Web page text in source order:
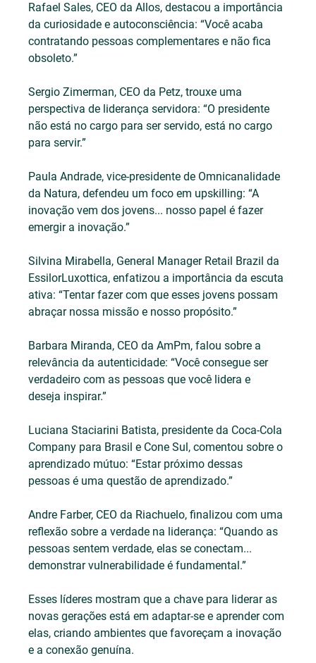
Rafael Sales, CEO da Allos, destacou a importância
da curiosidade e autoconsciência: “Você acaba
contratando pessoas complementares e não fica
obsoleto.”
Sergio Zimerman, CEO da Petz, trouxe uma
perspectiva de liderança servidora: “O presidente
não está no cargo para ser servido, está no cargo
para servir.”
Paula Andrade, vice-presidente de Omnicanalidade
da Natura, defendeu um foco em upskilling: “A
inovação vem dos jovens... nosso papel é fazer
emergir a inovação.”
Silvina Mirabella, General Manager Retail Brazil da
EssilorLuxottica, enfatizou a importância da escuta
ativa: “Tentar fazer com que esses jovens possam
abraçar nossa missão e nosso propósito.”
Barbara Miranda, CEO da AmPm, falou sobre a
relevância da autenticidade: “Você consegue ser
verdadeiro com as pessoas que você lidera e
deseja inspirar.”
Luciana Staciarini Batista, presidente da Coca-Cola
Company para Brasil e Cone Sul, comentou sobre o
aprendizado mútuo: “Estar próximo dessas
pessoas é uma questão de aprendizado.”
Andre Farber, CEO da Riachuelo, finalizou com uma
reflexão sobre a verdade na liderança: “Quando as
pessoas sentem verdade, elas se conectam...
demonstrar vulnerabilidade é fundamental.”
Esses líderes mostram que a chave para liderar as
novas gerações está em adaptar-se e aprender com
elas, criando ambientes que favoreçam a inovação
e a conexão genuína.